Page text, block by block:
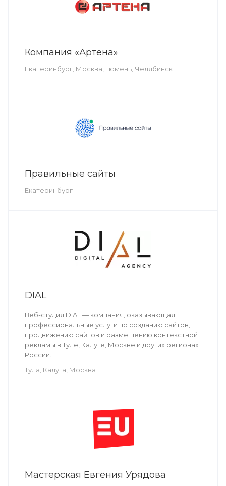
Компания «Артена»
Екатеринбург, Москва, Тюмень, Челябинск
Правильные сайты
Екатеринбург
DIAL
Веб-студия DIAL — компания, оказывающая
профессиональные услуги по созданию сайтов,
продвижению сайтов и размещению контекстной
рекламы в Туле, Калуге, Москве и других регионах
России.
Тула, Калуга, Москва
Мастерская Евгения Урядова